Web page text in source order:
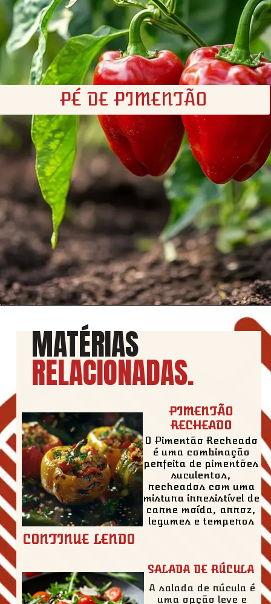
PÉ DE PIMENTÃO
https://churrasco.coz.br/pe-de-pimentao/
MATÉRIAS
RELACIONADAS.
PIMENTÃO
RECHEADO
O Pimentão Recheado
é uma combinação
perfeita de pimentões
suculentos,
recheados com uma
mistura irresistível de
carne moída, arroz,
legumes e temperos
CONTINUE LENDO
SALADA DE RÚCULA
A salada de rúcula é
uma opção leve e